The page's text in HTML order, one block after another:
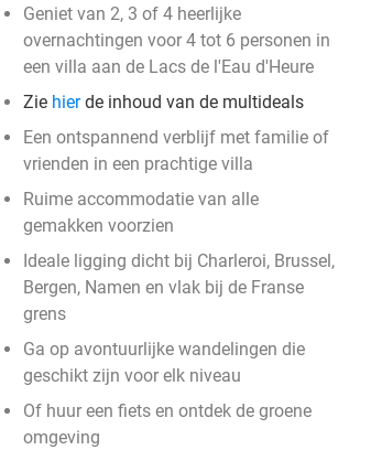
Geniet van 2, 3 of 4 heerlijke
overnachtingen voor 4 tot 6 personen in
een villa aan de Lacs de l'Eau d'Heure
Zie hierde inhoud van de multideals
Een ontspannend verblijf met familie of
vrienden in een prachtige villa
Ruime accommodatie van alle
gemakken voorzien
Ideale ligging dicht bij Charleroi, Brussel,
Bergen, Namen en vlak bij de Franse
grens
Ga op avontuurlijke wandelingen die
geschikt zijn voor elk niveau
Of huur een fiets en ontdek de groene
omgeving